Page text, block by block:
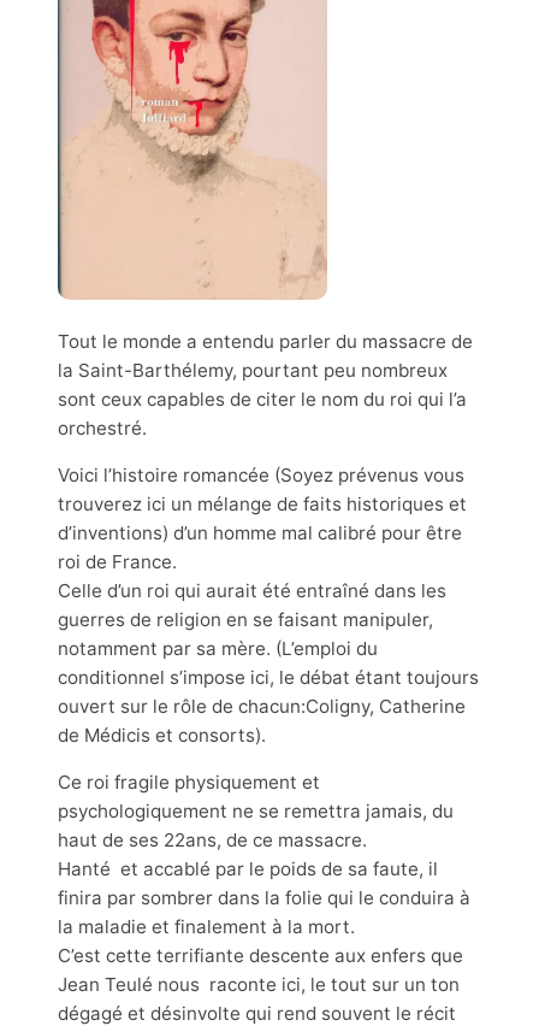
Tout le monde a entendu parler du massacre de
la Saint-Barthélemy, pourtant peu nombreux
sont ceux capables de citer le nom du roi qui l’a
orchestré.
Voici l’histoire romancée (Soyez prévenus vous
trouverez ici un mélange de faits historiques et
d’inventions) d’un homme mal calibré pour être
roi de France.
Celle d’un roi qui aurait été entraîné dans les
guerres de religion en se faisant manipuler,
notamment par sa mère. (L’emploi du
conditionnel s’impose ici, le débat étant toujours
ouvert sur le rôle de chacun:Coligny, Catherine
de Médicis et consorts).
Ce roi fragile physiquement et
psychologiquement ne se remettra jamais, du
haut de ses 22ans, de ce massacre.
Hanté et accablé par le poids de sa faute, il
finira par sombrer dans la folie qui le conduira à
la maladie et finalement à la mort.
C’est cette terrifiante descente aux enfers que
Jean Teulé nous raconte ici, le tout sur un ton
dégagé et désinvolte qui rend souvent le récit